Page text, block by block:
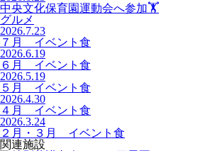
中央文化保育園運動会へ参加🏋️
グルメ
2026.7.23
７月 イベント食
2026.6.19
６月 イベント食
2026.5.19
５月 イベント食
2026.4.30
４月 イベント食
2026.3.24
２月・３月 イベント食
関連施設